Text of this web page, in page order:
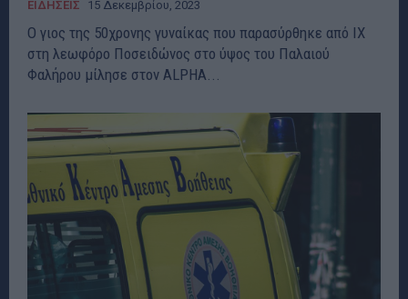
ΕΙΔΗΣΕΙΣ 15 Δεκεμβρίου, 2023
Ο γιος της 50χρονης γυναίκας που παρασύρθηκε από ΙΧ
στη λεωφόρο Ποσειδώνος στο ύψος του Παλαιού
Φαλήρου μίλησε στον ALPHA...